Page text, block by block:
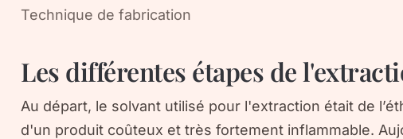
Technique de fabrication
Les différentes étapes de
Au départ, le solvant utilisé pour l'extraction était de
d'un produit coûteux et très fortement inflammable.